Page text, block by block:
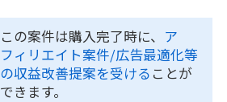
この案件は購入完了時に、 ア
フィリエイト案件/広告最適化等
の収益改善提案を受ける ことが
できます。